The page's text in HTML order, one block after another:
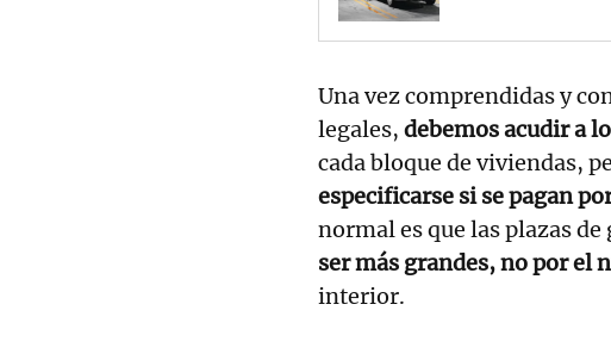
Una vez comprendidas y
legales, debemos acudir a
cada bloque de viviendas,
especificarse si se pagan
normal es que las plazas
ser más grandes, no por el
interior.